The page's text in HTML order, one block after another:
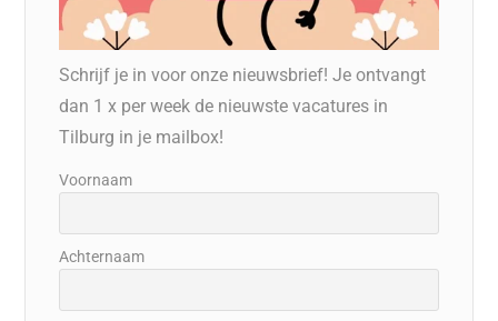
Schrijf je in voor onze nieuwsbrief! Je ontvangt
dan 1 x per week de nieuwste vacatures in
Tilburg in je mailbox!
Voornaam
Achternaam